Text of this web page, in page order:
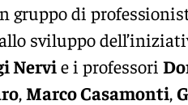
gruppo di
sviluppo
Nervie i professori
, Marco Casamonti,